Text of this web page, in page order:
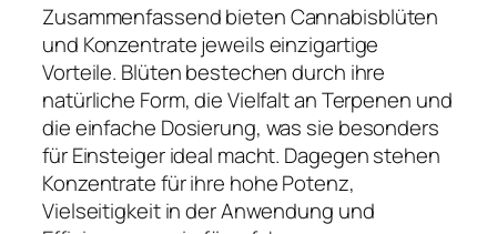
Zusammenfassend bieten Cannabisblüten
und Konzentrate jeweils einzigartige
Vorteile. Blüten bestechen durch ihre
natürliche Form, die Vielfalt an Terpenen und
die einfache Dosierung, was sie besonders
für Einsteiger ideal macht. Dagegen stehen
Konzentrate für ihre hohe Potenz,
Vielseitigkeit in der Anwendung und